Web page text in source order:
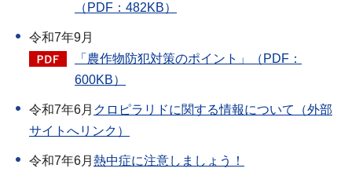
（PDF：482KB）
令和7年9月
「農作物防犯対策のポイント」（PDF：
600KB）
令和7年6月 クロピラリドに関する情報について（外部
サイトへリンク）
令和7年6月 熱中症に注意しましょう！